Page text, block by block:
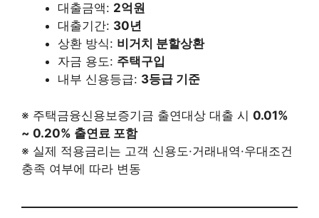
대출금액: 2억원
대출기간: 30년
상환 방식: 비거치 분할상환
자금 용도: 주택구입
내부 신용등급: 3등급 기준
※ 주택금융신용보증기금 출연대상 대출 시 0.01%
~ 0.20% 출연료 포함
※ 실제 적용금리는 고객 신용도·거래내역·우대조건
충족 여부에 따라 변동